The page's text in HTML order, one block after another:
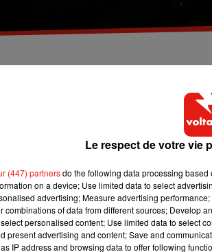
fêté trop bruyamment la
Sky Sports.
fête pour ces 4 supporters anglais. Ils
de finale de la Ligue des Champions.
qui les ramenaient vers le centre de
énervé contre les fans qui célébraient
Le respect de votre vie
(447) partnersdo the following data processing
on a device; Use limited data to select
advertising; Measure advertising
combinations of data from different sources; Develop
personalised content; Use limited data to select
present advertising and content; Save and
IP address and browsing data to offer following